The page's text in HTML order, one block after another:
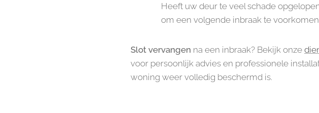
Heeft uw deur te veel schade
om een volgende inbraak te
Slot vervangen na een inbraak? Bekijk onze
voor persoonlijk advies en professionele
woning weer volledig beschermd is.